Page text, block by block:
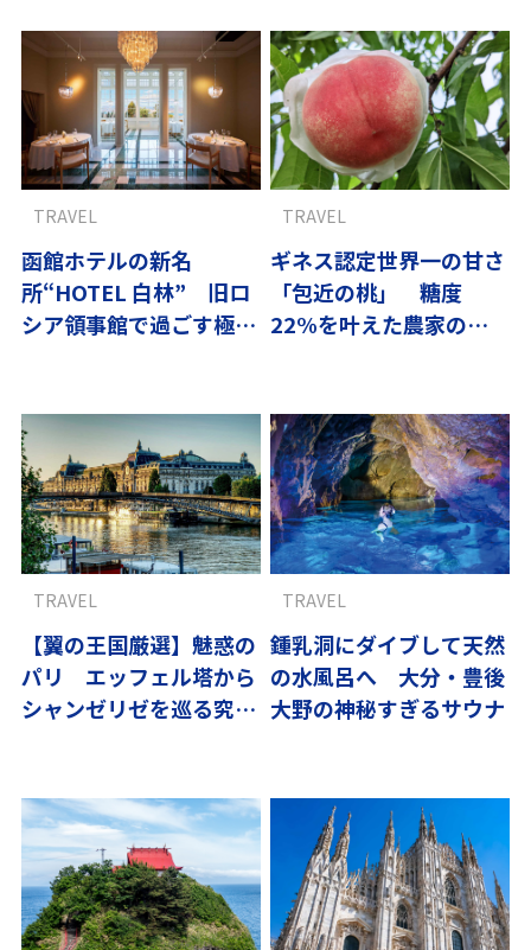
函館ホテルの新名
所“HOTEL 白林” 旧ロ
シア領事館で過ごす極上
TRAVEL
ギネス認定世界一の甘さ
「包近の桃」 糖度
22%を叶えた農家の試
TRAVEL
【翼の王国厳選】魅惑の
パリ エッフェル塔から
シャンゼリゼを巡る究極
TRAVEL
鍾乳洞にダイブして天然
の水風呂へ 大分・豊後
大野の神秘すぎるサウナ
TRAVEL